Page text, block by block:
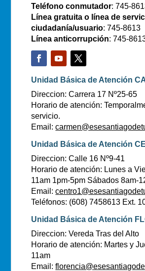
Teléfono conmutador: 745-
Línea gratuita o línea de
ciudadanía/usuario: 745-8613
Línea anticorrupción: 745-
Unidad Básica de Atención
Direccion: Carrera 17 Nº25-65
Horario de atención:
servicio.
Email:
Unidad Básica de Atención
Direccion: Calle 16 Nº9-41
Horario de atención: Lunes a
11am 1pm-5pm Sábados 8am-
Email:
Teléfonos: (608) 7458613 Ext.
Unidad Básica de Atención
Direccion: Vereda Tras del Alto
Horario de atención: Martes y
11am
Email: